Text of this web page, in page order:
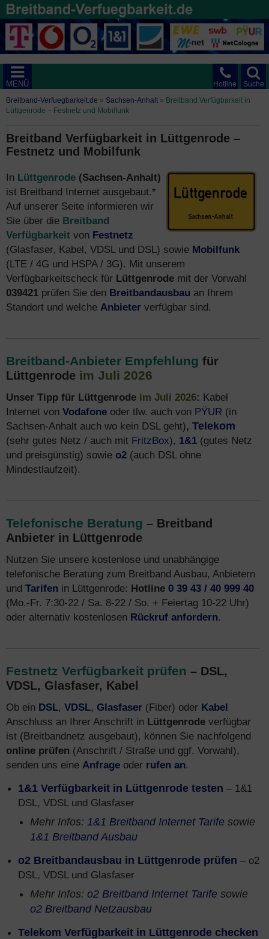
Suche
Hotline
MENÜ
Breitband-Verfuegbarkeit.de » Sachsen-Anhalt » Breitband Verfügbarkeit in
Lüttgenrode – Festnetz und Mobilfunk
Breitband Verfügbarkeit in Lüttgenrode –
Festnetz und Mobilfunk
In Lüttgenrode (Sachsen-Anhalt)
ist Breitband Internet ausgebaut.*
Auf unserer Seite informieren wir
Sie über die Breitband
Verfügbarkeit von Festnetz
(Glasfaser, Kabel, VDSL und DSL) sowie Mobilfunk
(LTE / 4G und HSPA / 3G). Mit unserem
Verfügbarkeitscheck für Lüttgenrode mit der Vorwahl
039421 prüfen Sie den Breitbandausbau an Ihrem
Standort und welche Anbieter verfügbar sind.
Breitband-Anbieter Empfehlung für
Lüttgenrode im Juli 2026
Unser Tipp für Lüttgenrode im Juli 2026: Kabel
Internet von Vodafone oder tlw. auch von PŸUR (in
Sachsen-Anhalt auch wo kein DSL geht), Telekom
(sehr gutes Netz / auch mit FritzBox), 1&1 (gutes Netz
und preisgünstig) sowie o2 (auch DSL ohne
Mindestlaufzeit).
Telefonische Beratung – Breitband
Anbieter in Lüttgenrode
Nutzen Sie unsere kostenlose und unabhängige
telefonische Beratung zum Breitband Ausbau, Anbietern
und Tarifen in Lüttgenrode: Hotline 0 39 43 / 40 999 40
(Mo.-Fr. 7:30-22 / Sa. 8-22 / So. + Feiertag 10-22 Uhr)
oder alternativ kostenlosen Rückruf anfordern.
Festnetz Verfügbarkeit prüfen – DSL,
VDSL, Glasfaser, Kabel
Ob ein DSL, VDSL, Glasfaser (Fiber) oder Kabel
Anschluss an Ihrer Anschrift in Lüttgenrode verfügbar
ist (Breitbandnetz ausgebaut), können Sie nachfolgend
online prüfen (Anschrift / Straße und ggf. Vorwahl),
senden uns eine Anfrage oder rufen an.
1&1 Verfügbarkeit in Lüttgenrode testen – 1&1
DSL, VDSL und Glasfaser
Mehr Infos: 1&1 Breitband Internet Tarife sowie
1&1 Breitband Ausbau
o2 Breitbandausbau in Lüttgenrode prüfen – o2
DSL, VDSL und Glasfaser
Mehr Infos: o2 Breitband Internet Tarife sowie
o2 Breitband Netzausbau
Telekom Verfügbarkeit in Lüttgenrode checken